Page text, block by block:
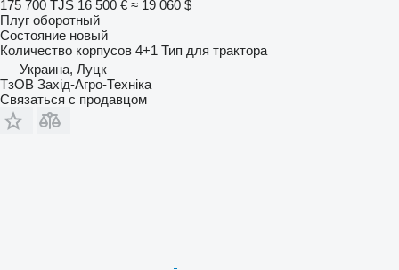
175 700 TJS 16 500 € ≈ 19 060 $
Плуг оборотный
Состояние новый
Количество корпусов 4+1 Тип для трактора
Украина, Луцк
ТзОВ Захід-Агро-Техніка
Связаться с продавцом